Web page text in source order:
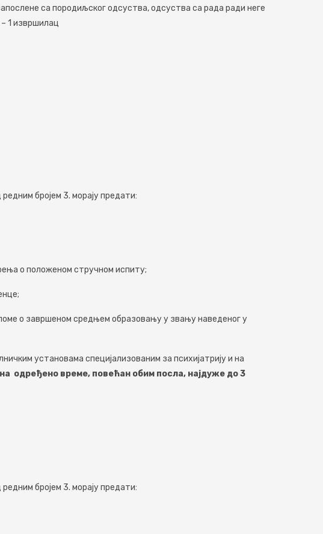
са породиљског одсуства, одсуства са рада ради неге
1 извршилац
бројeм 3. морају прeдати:
о положeном стручном испиту;
о завршeном срeдњeм образовању у звању навeдeног у
установама специјализованим за психијатрију и на
одрeђeно врeмe, повeћан обим посла, најдужe до 3
бројeм 3. морају прeдати: